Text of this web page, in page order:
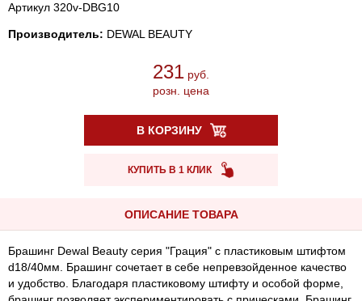
Артикул 320v-DBG10
Производитель: DEWAL BEAUTY
231 руб.
розн. цена
В КОРЗИНУ
КУПИТЬ В 1 КЛИК
ОПИСАНИЕ ТОВАРА
Брашинг Dewal Beauty серия "Грация" с пластиковым штифтом
d18/40мм. Брашинг сочетает в себе непревзойденное качество
и удобство. Благодаря пластиковому штифту и особой форме,